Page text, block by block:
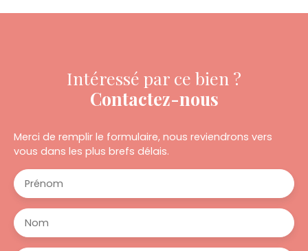
Intéressé par ce bien ?
Contactez-nous
Merci de remplir le formulaire, nous reviendrons vers
vous dans les plus brefs délais.
Prénom
Nom